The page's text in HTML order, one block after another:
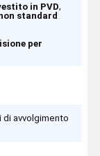
in PVD,
standard
per
avvolgimento